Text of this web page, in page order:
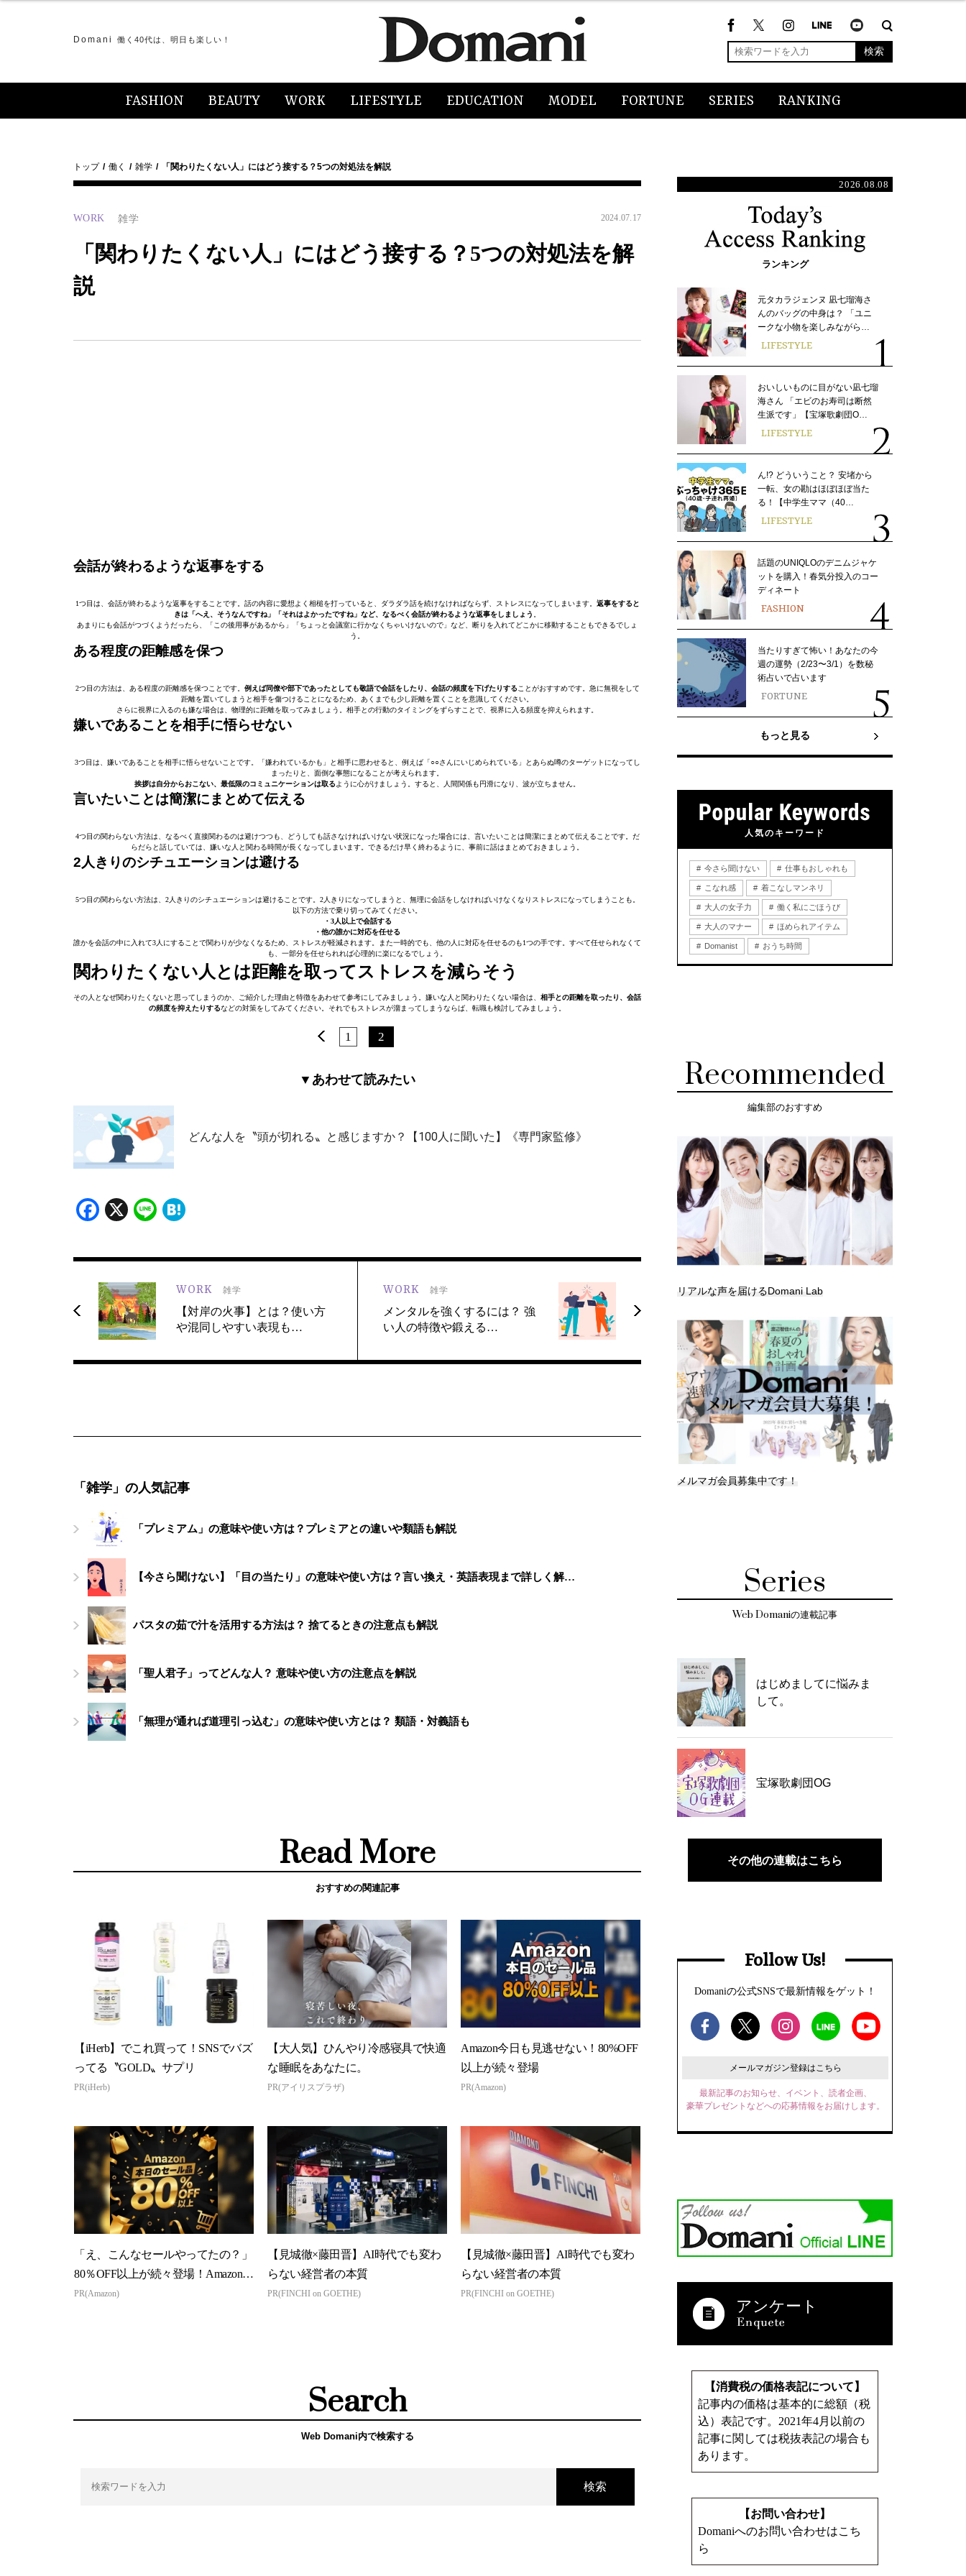
Domani 働く40代は、明日も楽しい！
検索
FASHION BEAUTY WORK LIFESTYLE EDUCATION MODEL FORTUNE SERIES RANKING
トップ 働く 雑学 「関わりたくない人」にはどう接する？5つの対処法を解説
WORK 雑学 2024.07.17
「関わりたくない人」にはどう接する？5つの対処法を解
説
会話が終わるような返事をする
1つ目は、会話が終わるような返事をすることです。話の内容に愛想よく相槌を打っていると、ダラダラ話を続けなければならず、ストレスになってしまいます。 返事をすると
きは「へえ、そうなんですね」「それはよかったですね」など、なるべく会話が終わるような返事をしましょう
あまりにも会話がつづくようだったら、「この後用事があるから」「ちょっと会議室に行かなくちゃいけないので」など、断りを入れてどこかに移動することもできるでしょ
う。
ある程度の距離感を保つ
2つ目の方法は、ある程度の距離感を保つことです。 例えば同僚や部下であったとしても敬語で会話をしたり、会話の頻度を下げたりする ことがおすすめです。急に無視をして
距離を置いてしまうと相手を傷つけることになるため、あくまでも少し距離を置くことを意識してください。
さらに視界に入るのも嫌な場合は、物理的に距離を取ってみましょう。相手との行動のタイミングをずらすことで、視界に入る頻度を抑えられます。
嫌いであることを相手に悟らせない
3つ目は、嫌いであることを相手に悟らせないことです。「嫌われているかも」と相手に思わせると、例えば「○○さんにいじめられている」とあらぬ噂のターゲットになってし
まったりと、面倒な事態になることが考えられます。
挨拶は自分からおこない、最低限のコミュニケーションは取る ように心がけましょう。すると、人間関係も円滑になり、波が立ちません。
言いたいことは簡潔にまとめて伝える
4つ目の関わらない方法は、なるべく直接関わるのは避けつつも、どうしても話さなければいけない状況になった場合には、言いたいことは簡潔にまとめて伝えることです。だ
らだらと話していては、嫌いな人と関わる時間が長くなってしまいます。できるだけ早く終わるように、事前に話はまとめておきましょう。
2人きりのシチュエーションは避ける
5つ目の関わらない方法は、2人きりのシチュエーションは避けることです。2人きりになってしまうと、無理に会話をしなければいけなくなりストレスになってしまうことも。
以下の方法で乗り切ってみてください。
・3人以上で会話する
・他の誰かに対応を任せる
誰かを会話の中に入れて3人にすることで関わりが少なくなるため、ストレスが軽減されます。また一時的でも、他の人に対応を任せるのも1つの手です。すべて任せられなくて
も、一部分を任せられれば心理的に楽になるでしょう。
関わりたくない人とは距離を取ってストレスを減らそう
その人となぜ関わりたくないと思ってしまうのか、ご紹介した理由と特徴をあわせて参考にしてみましょう。嫌いな人と関わりたくない場合は、 相手との距離を取ったり、会話
の頻度を抑えたりするなどの対策をしてみてください。それでもストレスが溜まってしまうならば、転職も検討してみましょう。
1 2
▼あわせて読みたい
どんな人を〝頭が切れる〟と感じますか？【100人に聞いた】《専門家監修》
Facebook
X Line
WORK 雑学
【対岸の火事】とは？使い方
や混同しやすい表現も…
WORK 雑学
メンタルを強くするには？ 強
い人の特徴や鍛える…
「雑学」の人気記事
「プレミアム」の意味や使い方は？プレミアとの違いや類語も解説
【今さら聞けない】「目の当たり」の意味や使い方は？言い換え・英語表現まで詳しく解…
パスタの茹で汁を活用する方法は？ 捨てるときの注意点も解説
「聖人君子」ってどんな人？ 意味や使い方の注意点を解説
「無理が通れば道理引っ込む」の意味や使い方とは？ 類語・対義語も
Read More
おすすめの関連記事
【iHerb】でこれ買って！SNSでバズ
ってる〝GOLD〟サプリ
PR(iHerb)
【大人気】ひんやり冷感寝具で快適
な睡眠をあなたに。
PR(アイリスプラザ)
Amazon今日も見逃せない！80%OFF
以上が続々登場
PR(Amazon)
「え、こんなセールやってたの？」
80％OFF以上が続々登場！Amazonの
本気が...
PR(Amazon)
【見城徹×藤田晋】AI時代でも変わ
らない経営者の本質
PR(FINCHI on GOETHE)
【見城徹×藤田晋】AI時代でも変わ
らない経営者の本質
PR(FINCHI on GOETHE)
Search
Web Domani内で検索する
検索
2026.08.08
ランキング
元タカラジェンヌ 凪七瑠海さ
んのバッグの中身は？ 「ユニ
ークな小物を楽しみながら…
LIFESTYLE
おいしいものに目がない凪七瑠
海さん 「エビのお寿司は断然
生派です」【宝塚歌劇団O…
LIFESTYLE
ん!? どういうこと？ 安堵から
一転、女の勘はほぼほぼ当た
る！【中学生ママ（40…
LIFESTYLE
話題のUNIQLOのデニムジャケ
ットを購入！春気分投入のコー
ディネート
FASHION
当たりすぎて怖い！あなたの今
週の運勢（2/23〜3/1）を数秘
術占いで占います
FORTUNE
もっと見る
人気のキーワード
今さら聞けない 仕事もおしゃれも
こなれ感 着こなしマンネリ
大人の女子力 働く私にごほうび
大人のマナー ほめられアイテム
Domanist おうち時間
Recommended
編集部のおすすめ
リアルな声を届けるDomani Lab
メルマガ会員募集中です！
Series
Web Domaniの連載記事
はじめましてに悩みま
して。
宝塚歌劇団OG
その他の連載はこちら
Follow Us!
Domaniの公式SNSで最新情報をゲット！
メールマガジン登録はこちら
最新記事のお知らせ、イベント、読者企画、
豪華プレゼントなどへの応募情報をお届けします。
アンケート
【消費税の価格表記について】
記事内の価格は基本的に総額（税
込）表記です。2021年4月以前の
記事に関しては税抜表記の場合も
あります。
【お問い合わせ】
Domaniへのお問い合わせはこち
ら